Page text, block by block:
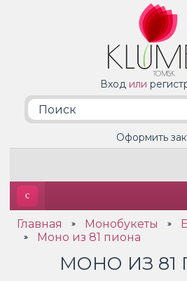
Вход или
Оформить
Главная » Монобукеты »
» Моно из 81 пиона
МОНО ИЗ 81